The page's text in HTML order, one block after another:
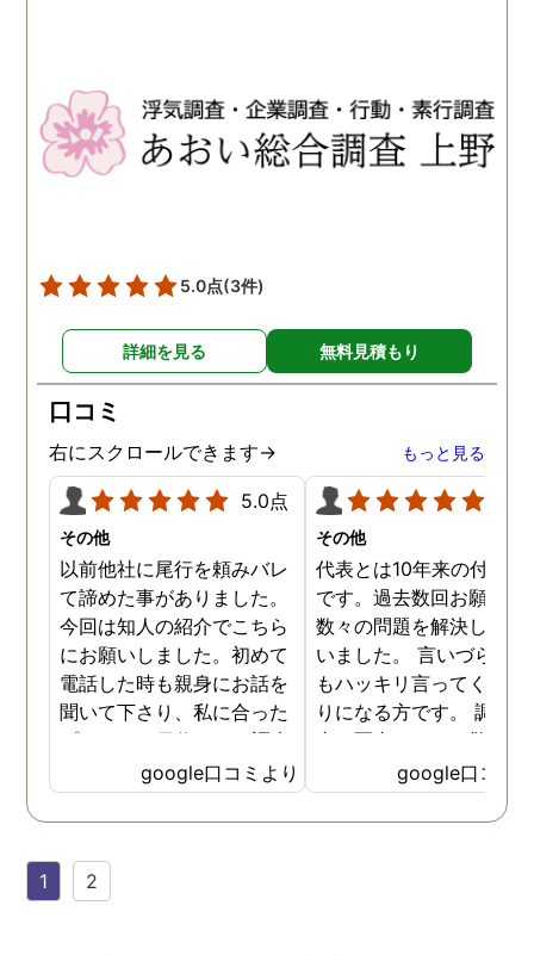
5.0点(3件)
詳細を見る 無料見積もり
口コミ
右にスクロールできます→ もっと見る
5.0点
その他
以前他社に尾行を頼みバレ
て諦めた事がありました。
今回は知人の紹介でこちら
にお願いしました。初めて
電話した時も親身にお話を
聞いて下さり、私に合った
プランで15日位かけて調査
してもらいました。 噂通り
調査も細かく、こんな所ま
でしっかり撮ってくれたん
拠で旦那と今後の話しが早
google口コミより
その他
代表とは10年来の付き合
です。過去数回お願いし
数々の問題を解決しても
いました。 言いづらい
もハッキリ言ってくれて
りになる方です。 調査
書の写真もいつも驚かさ
てどうやって撮ったのか
くと面白い話し聞かせて
れますね。 問題がない
google口コミ
1 2